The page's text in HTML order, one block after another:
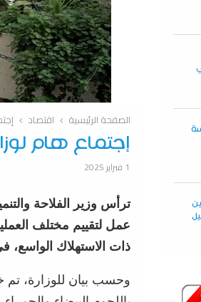
الصفحة الرئيسية اقتصاد
إجتماع هام
1 فبراير 2025
ترأس وزير الفلاحة
عمل لتقييم مختلف
ذات الاستهلاك
وحسب بيان للوزارة، تم